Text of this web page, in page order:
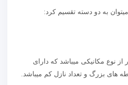
به دو دسته تقسیم کرد:
از نوع مکانیکی میباشد که دارای
های بزرگ و تعداد نازل کم میباشد.